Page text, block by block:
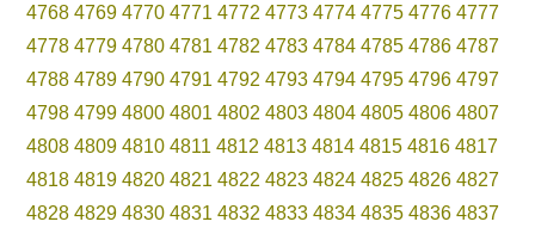
4768 4769 4770 4771 4772 4773 4774 4775 4776 4777
4778 4779 4780 4781 4782 4783 4784 4785 4786 4787
4788 4789 4790 4791 4792 4793 4794 4795 4796 4797
4798 4799 4800 4801 4802 4803 4804 4805 4806 4807
4808 4809 4810 4811 4812 4813 4814 4815 4816 4817
4818 4819 4820 4821 4822 4823 4824 4825 4826 4827
4828 4829 4830 4831 4832 4833 4834 4835 4836 4837